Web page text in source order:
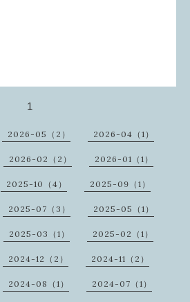
1
2026-05（2） 2026-04（1）
2026-02（2） 2026-01（1）
2025-10（4） 2025-09（1）
2025-07（3） 2025-05（1）
2025-03（1） 2025-02（1）
2024-12（2） 2024-11（2）
2024-08（1） 2024-07（1）